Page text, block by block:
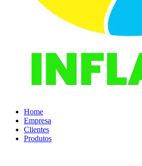
Home
Empresa
Clientes
Produtos